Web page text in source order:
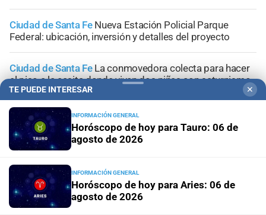
Ciudad de Santa Fe Nueva Estación Policial Parque
Federal: ubicación, inversión y detalles del proyecto
Ciudad de Santa Fe La conmovedora colecta para hacer
el piso a la casita donde viven dos niñas con saturnismo
+Sucesos
TE PUEDE INTERESAR ✕
INFORMACIÓN GENERAL
Horóscopo de hoy para Tauro: 06 de
agosto de 2026
INFORMACIÓN GENERAL
Horóscopo de hoy para Aries: 06 de
agosto de 2026